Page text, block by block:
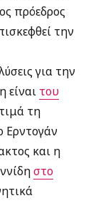
πρόεδρος
την
για την
είναι του
τη
Ερντογάν
και η
στο